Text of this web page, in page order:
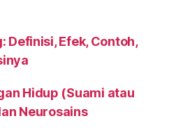
Definisi, Efek, Contoh,
Hidup (Suami atau
Neurosains